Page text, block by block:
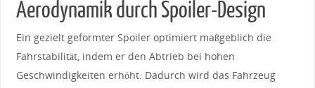
Aerodynamik‌ durch Spoiler-Design
Ein ⁤gezielt geformter Spoiler ⁢optimiert maßgeblich ⁤die⁤
Fahrstabilität,⁤ indem ⁤er ⁢den Abtrieb⁤ bei hohen⁤
Geschwindigkeiten erhöht. Dadurch wird das Fahrzeug